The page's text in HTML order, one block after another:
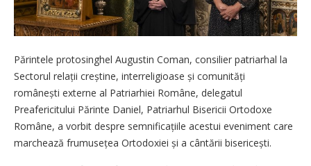
Părintele protosinghel Augustin Coman, consilier patriarhal la
Sectorul relații creștine, interreligioase și comunități
românești externe al Patriarhiei Române, delegatul
Preafericitului Părinte Daniel, Patriarhul Bisericii Ortodoxe
Române, a vorbit despre semnificațiile acestui eveniment care
marchează frumusețea Ortodoxiei și a cântării bisericești.